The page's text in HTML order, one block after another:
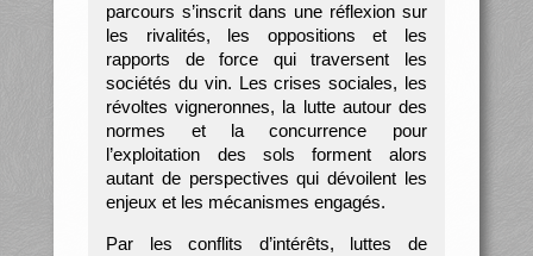
parcours s’inscrit dans une réflexion sur
les rivalités, les oppositions et les
rapports de force qui traversent les
sociétés du vin. Les crises sociales, les
révoltes vigneronnes, la lutte autour des
normes et la concurrence pour
l’exploitation des sols forment alors
autant de perspectives qui dévoilent les
enjeux et les mécanismes engagés.
Par les conflits d’intérêts, luttes de